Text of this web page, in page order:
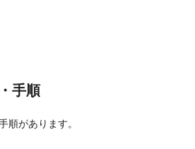
手順
順があります。